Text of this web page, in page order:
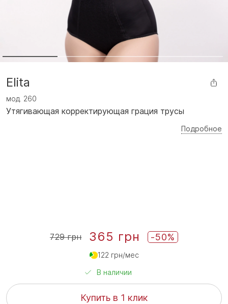
Elita
мод. 260
Утягивающая корректирующая грация трусы
Подробное
729 грн 365 грн -50%
122 грн/мес
В наличии
Купить в 1 клик